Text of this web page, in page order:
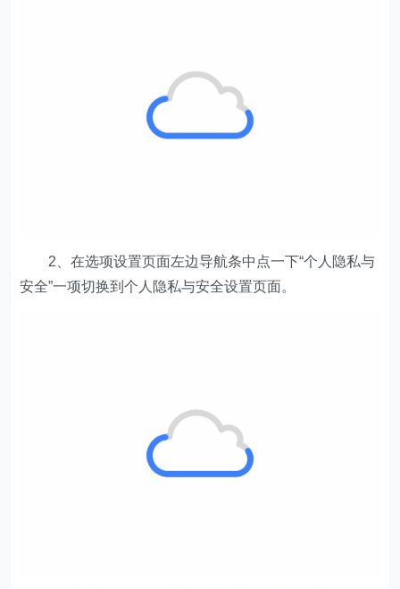
2、在选项设置页面左边导航条中点一下“个人隐私与
安全”一项切换到个人隐私与安全设置页面。